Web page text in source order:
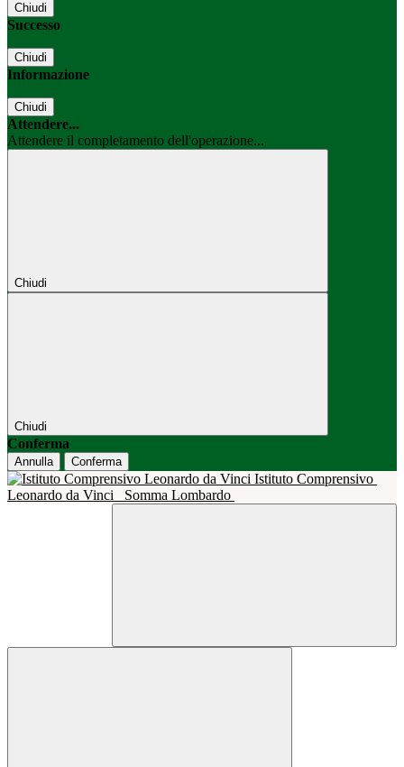
Chiudi
Successo
Chiudi
Informazione
Chiudi
Attendere...
Attendere il completamento dell'operazione...
Chiudi
Chiudi
Conferma
Annulla Conferma
Istituto Comprensivo
Leonardo da Vinci
Somma Lombardo